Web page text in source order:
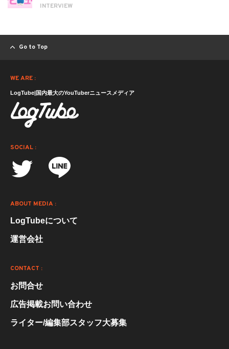
INTERVIEW
Go to Top
WE ARE :
LogTube|国内最大のYouTuberニュースメディア
SOCIAL :
ABOUT MEDIA :
LogTubeについて
運営会社
CONTACT :
お問合せ
広告掲載お問い合わせ
ライター/編集部スタッフ大募集